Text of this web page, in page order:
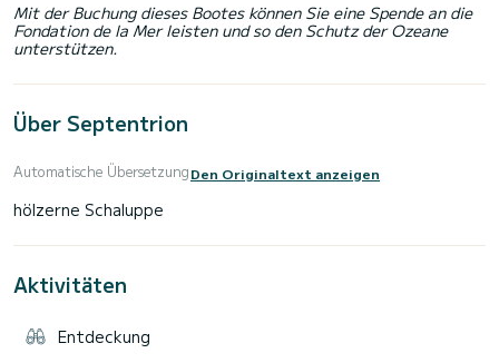
Mit der Buchung dieses Bootes können Sie eine Spende an die
Fondation de la Mer leisten und so den Schutz der Ozeane
unterstützen.
Über Septentrion
Automatische ÜbersetzungDen Originaltext anzeigen
Aktivitäten
Entdeckung